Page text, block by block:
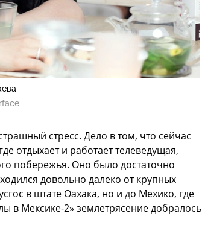
стресс. Дело в том, что сейчас
отдыхает и работает телеведущая,
побережья. Оно было достаточно
довольно далеко от крупных
в штате Оахака, но и до Мехико, где
в Мексике-2» землетрясение добралось